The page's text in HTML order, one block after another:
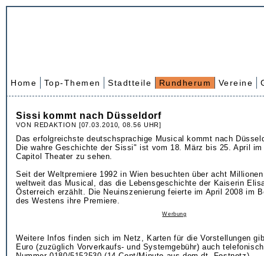
Home Top-Themen Stadtteile Rundherum Vereine
Sissi kommt nach Düsseldorf
VON REDAKTION [07.03.2010, 08.56 UHR]
Das erfolgreichste deutschsprachige Musical kommt nach
Die wahre Geschichte der Sissi" ist vom 18. März bis 25. April
Capitol Theater zu sehen.
Seit der Weltpremiere 1992 in Wien besuchten über acht
weltweit das Musical, das die Lebensgeschichte der Kaiserin
Österreich erzählt. Die Neuinszenierung feierte im April 2008 im
des Westens ihre Premiere.
Werbung
Weitere Infos finden sich im Netz, Karten für die Vorstellungen
Euro (zuzüglich Vorverkaufs- und Systemgebühr) auch